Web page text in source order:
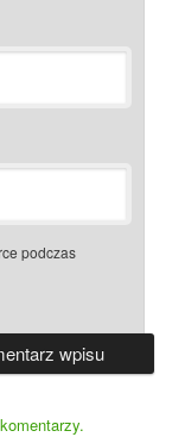
podczas